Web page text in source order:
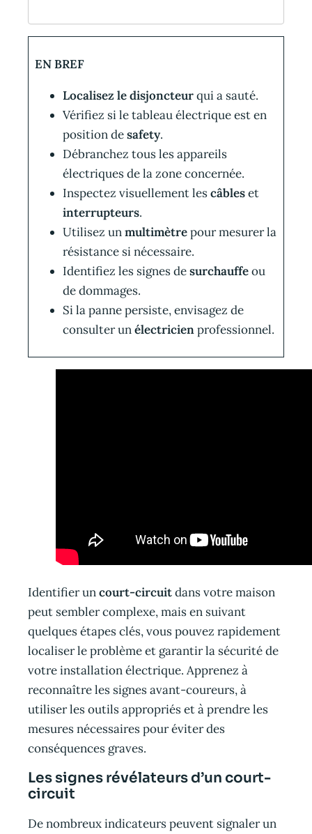
EN BREF
Localisez le disjoncteurqui a sauté.
Vérifiez si le tableau électrique est en
position desafety.
Débranchez tous les appareils
électriques de la zone concernée.
Inspectez visuellement lescâbleset
interrupteurs.
Utilisez unmultimètrepour mesurer la
résistance si nécessaire.
Identifiez les signes desurchauffeou
de dommages.
Si la panne persiste, envisagez de
consulter unélectricienprofessionnel.
Identifier uncourt-circuitdans votre maison
peut sembler complexe, mais en suivant
quelques étapes clés, vous pouvez rapidement
localiser le problème et garantir la sécurité de
votre installation électrique. Apprenez à
reconnaître les signes avant-coureurs, à
utiliser les outils appropriés et à prendre les
mesures nécessaires pour éviter des
conséquences graves.
Les signes révélateurs d’un court-
circuit
De nombreux indicateurs peuvent signaler un